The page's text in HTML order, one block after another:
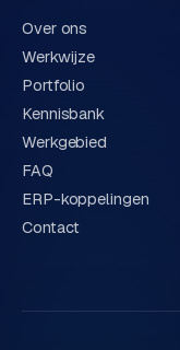
Over ons
Werkwijze
Portfolio
Kennisbank
Werkgebied
FAQ
ERP-koppelingen
Contact